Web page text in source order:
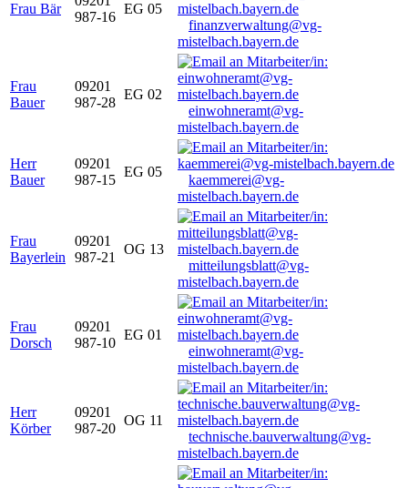
Frau Bär
987-16
EG 05
finanzverwaltung@vg-
mistelbach.bayern.de
Frau
Bauer
09201
987-28
EG 02
einwohneramt@vg-
mistelbach.bayern.de
Herr
Bauer
09201
987-15
EG 05
kaemmerei@vg-
mistelbach.bayern.de
Frau
Bayerlein
09201
987-21
OG 13
mitteilungsblatt@vg-
mistelbach.bayern.de
Frau
Dorsch
09201
987-10
EG 01
einwohneramt@vg-
mistelbach.bayern.de
Herr
Körber
09201
987-20
OG 11
technische.bauverwaltung@vg-
mistelbach.bayern.de